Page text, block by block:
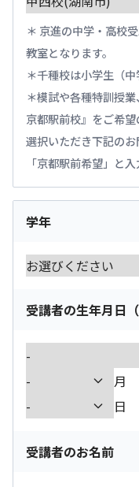
京進の中学・高校
教室となります。
千種校は小学生（中
模試や各種特訓授業
京都駅前校』をご希
選択いただき下記の
「京都駅前希望」と
学年
受講者の生年月日（
月
日
受講者のお名前